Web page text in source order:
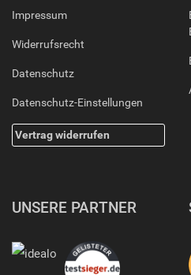
Impressum
Widerrufsrecht
Datenschutz
Datenschutz-Einstellungen
Vertrag widerrufen
UNSERE PARTNER